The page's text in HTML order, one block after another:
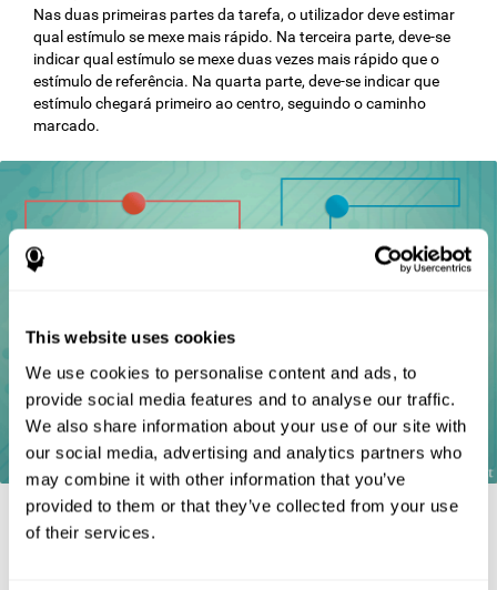
This website uses cookies
We use cookies to personalise content and ads, to
provide social media features and to analyse our traffic.
We also share information about your use of our site with
our social media, advertising and analytics partners who
may combine it with other information that you’ve
provided to them or that they’ve collected from your use
of their services.
Nas duas primeiras partes da tarefa, o utilizador deve estimar
qual estímulo se mexe mais rápido. Na terceira parte, deve-se
indicar qual estímulo se mexe duas vezes mais rápido que o
estímulo de referência. Na quarta parte, deve-se indicar que
estímulo chegará primeiro ao centro, seguindo o caminho
marcado.
Referências